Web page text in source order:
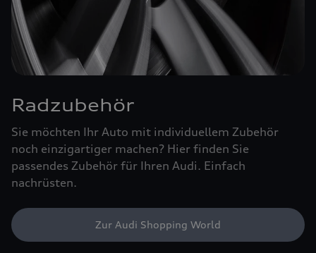
Radzubehör
Sie möchten Ihr Auto mit individuellem Zubehör
noch einzigartiger machen? Hier finden Sie
passendes Zubehör für Ihren Audi. Einfach
nachrüsten.
Zur Audi Shopping World